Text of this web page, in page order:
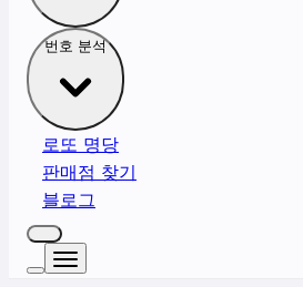
번호 분석
로또 명당
판매점 찾기
블로그